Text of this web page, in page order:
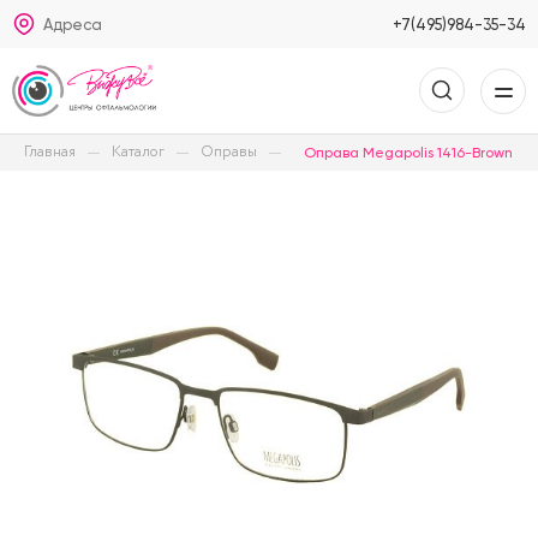
Адреса +7(495)984-35-34
Главная Каталог Оправы Оправа Megapolis 1416-Brown